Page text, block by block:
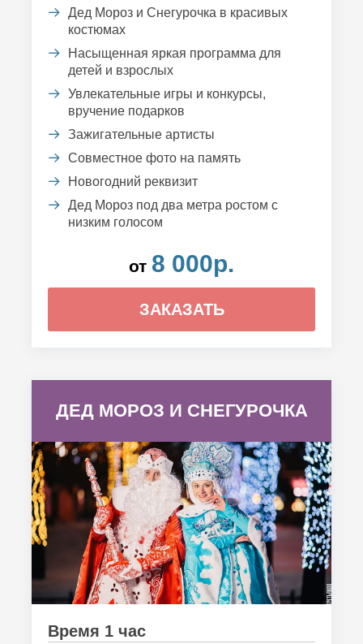
Дед Мороз и Снегурочка в красивых
костюмах
Насыщенная яркая программа для
детей и взрослых
Увлекательные игры и конкурсы,
вручение подарков
Зажигательные артисты
Совместное фото на память
Новогодний реквизит
Дед Мороз под два метра ростом с
низким голосом
от 8 000р.
ЗАКАЗАТЬ
ДЕД МОРОЗ И СНЕГУРОЧКА
Время 1 час